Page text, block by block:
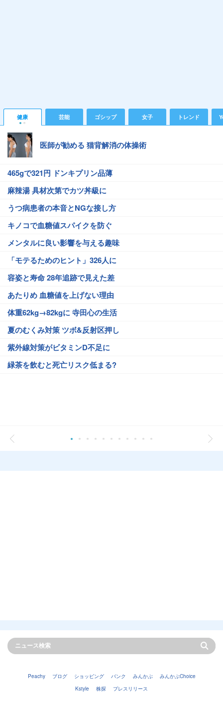
健康 芸能 ゴシップ 女子 トレンド
医師が勧める 猫背解消の体操術
465gで321円 ドンキプリン品薄
麻辣湯 具材次第でカツ丼級に
うつ病患者の本音とNGな接し方
キノコで血糖値スパイクを防ぐ
メンタルに良い影響を与える趣味
「モテるためのヒント」326人に
容姿と寿命 28年追跡で見えた差
あたりめ 血糖値を上げない理由
体重62kg→82kgに 寺田心の生活
夏のむくみ対策 ツボ&反射区押し
紫外線対策がビタミンD不足に
緑茶を飲むと死亡リスク低まる?
Peachy ブログ ショッピング バンク みんかぶ
みんかぶChoice
Kstyle
株探 プレスリリース